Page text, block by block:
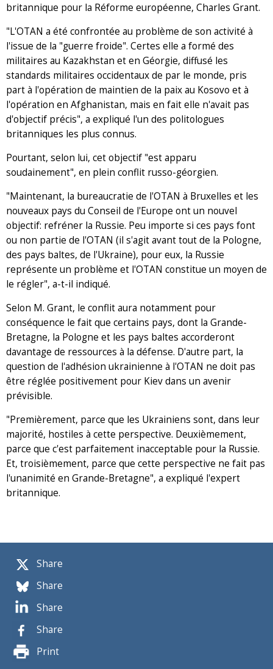
Share
Share
Share
Share
Print
britannique pour la Réforme européenne, Charles Grant.
"L'OTAN a été confrontée au problème de son activité à
l'issue de la "guerre froide". Certes elle a formé des
militaires au Kazakhstan et en Géorgie, diffusé les
standards militaires occidentaux de par le monde, pris
part à l'opération de maintien de la paix au Kosovo et à
l'opération en Afghanistan, mais en fait elle n'avait pas
d'objectif précis", a expliqué l'un des politologues
britanniques les plus connus.
Pourtant, selon lui, cet objectif "est apparu
soudainement", en plein conflit russo-géorgien.
"Maintenant, la bureaucratie de l'OTAN à Bruxelles et les
nouveaux pays du Conseil de l'Europe ont un nouvel
objectif: refréner la Russie. Peu importe si ces pays font
ou non partie de l'OTAN (il s'agit avant tout de la Pologne,
des pays baltes, de l'Ukraine), pour eux, la Russie
représente un problème et l'OTAN constitue un moyen de
le régler", a-t-il indiqué.
Selon M. Grant, le conflit aura notamment pour
conséquence le fait que certains pays, dont la Grande-
Bretagne, la Pologne et les pays baltes accorderont
davantage de ressources à la défense. D'autre part, la
question de l'adhésion ukrainienne à l'OTAN ne doit pas
être réglée positivement pour Kiev dans un avenir
prévisible.
"Premièrement, parce que les Ukrainiens sont, dans leur
majorité, hostiles à cette perspective. Deuxièmement,
parce que c'est parfaitement inacceptable pour la Russie.
Et, troisièmement, parce que cette perspective ne fait pas
l'unanimité en Grande-Bretagne", a expliqué l'expert
britannique.